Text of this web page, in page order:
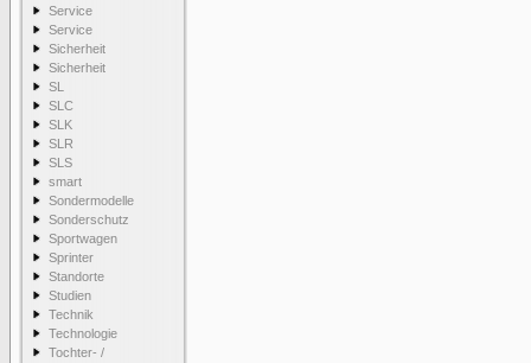
Service
Service
Sicherheit
Sicherheit
SL
SLC
SLK
SLR
SLS
smart
Sondermodelle
Sonderschutz
Sportwagen
Sprinter
Standorte
Studien
Technik
Technologie
Tochter- /